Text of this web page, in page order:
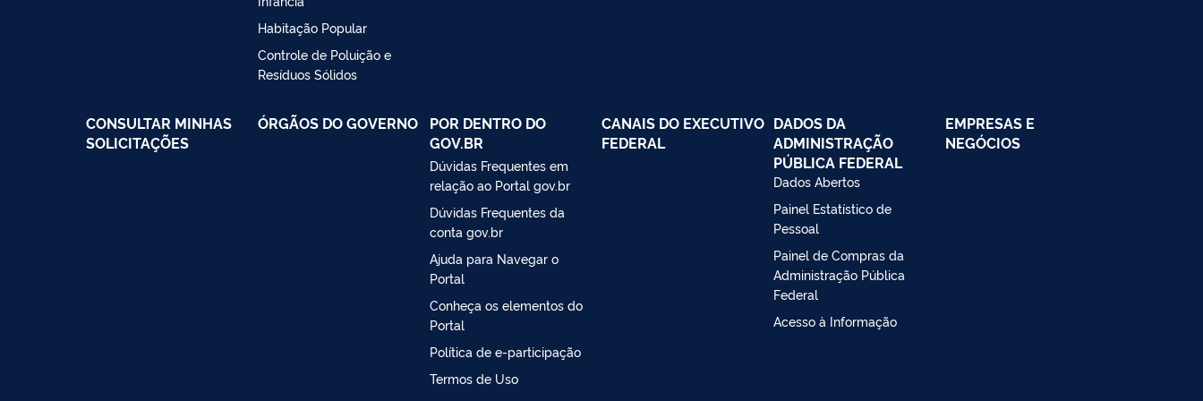
Habitação Popular
Controle de Poluição e
Resíduos Sólidos
CONSULTAR MINHAS
SOLICITAÇÕES
ÓRGÃOS DO GOVERNO
POR DENTRO DO
GOV.BR
Dúvidas Frequentes em
relação ao Portal gov.br
Dúvidas Frequentes da
conta gov.br
Ajuda para Navegar o
Portal
Conheça os elementos do
Portal
Política de e-participação
Termos de Uso
CANAIS DO EXECUTIVO
FEDERAL
DADOS DA
ADMINISTRAÇÃO
PÚBLICA FEDERAL
Dados Abertos
Painel Estatístico de
Pessoal
Painel de Compras da
Administração Pública
Federal
Acesso à Informação
EMPRESAS E
NEGÓCIOS